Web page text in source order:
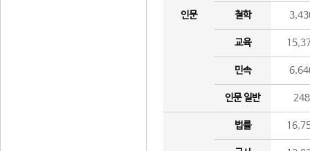
인문 철학
교육
민속
인문 일반 248
법률